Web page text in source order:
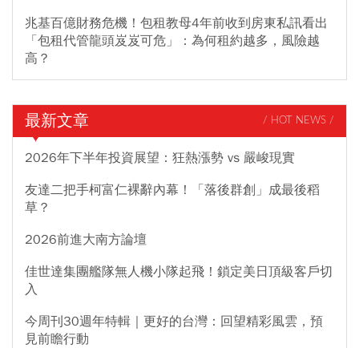
兆基百億財務危機！包租教母4年前收到房東私訊看出
「包租代管龍頭岌岌可危」：為何租約越多，風險越
高？
最新文章 / HOT NEWS /
2026年下半年投資展望：狂熱漲勢 vs 嚴峻現實
友達二把手柯富仁裸辭內幕！「落後群創」成最後稻
草？
2026前進大南方論壇
佳世達集團艦隊無人機小隊起飛！鎖定美日頂級客戶切
入
今周刊30週年特輯｜更好的台灣：回望精彩風雲，預
見前瞻行動